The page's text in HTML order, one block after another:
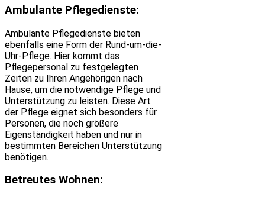
Ambulante Pflegedienste:
Ambulante Pflegedienste bieten
ebenfalls eine Form der Rund-um-die-
Uhr-Pflege. Hier kommt das
Pflegepersonal zu festgelegten
Zeiten zu Ihren Angehörigen nach
Hause, um die notwendige Pflege und
Unterstützung zu leisten. Diese Art
der Pflege eignet sich besonders für
Personen, die noch größere
Eigenständigkeit haben und nur in
bestimmten Bereichen Unterstützung
benötigen.
Betreutes Wohnen: